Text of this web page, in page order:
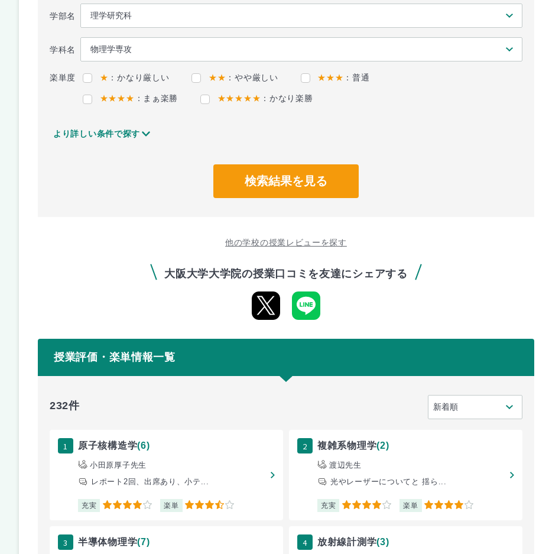
学部名
学科名
楽単度 ★ ：かなり厳しい ★★ ：やや厳しい ★★★ ：普通
★★★★ ：まぁ楽勝 ★★★★★ ：かなり楽勝
より詳しい条件で探す
検索結果を見る
他の学校の授業レビューを探す
大阪大学大学院の授業口コミを友達にシェアする
授業評価・楽単情報一覧
232件
1 原子核構造学(6)
小田原厚子先生
レポート2回、出席あり、小テ...
充実 4 楽単 3.5
2 複雑系物理学(2)
渡辺先生
光やレーザーについてと 揺ら...
充実 4 楽単 4
3 半導体物理学(7) 4 放射線計測学(3)